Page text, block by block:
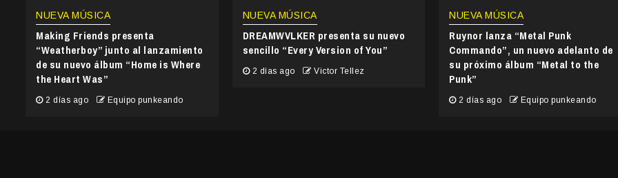
NUEVA MÚSICA
Making Friends presenta
“Weatherboy” junto al lanzamiento
de su nuevo álbum “Home is Where
the Heart Was”
2 días ago Equipo punkeando
NUEVA MÚSICA
DREAMWVLKER presenta su nuevo
sencillo “Every Version of You”
2 días ago Victor Tellez
NUEVA MÚSICA
Ruynor lanza “Metal Punk
Commando”, un nuevo adelanto de
su próximo álbum “Metal to the
Punk”
2 días ago Equipo punkeando